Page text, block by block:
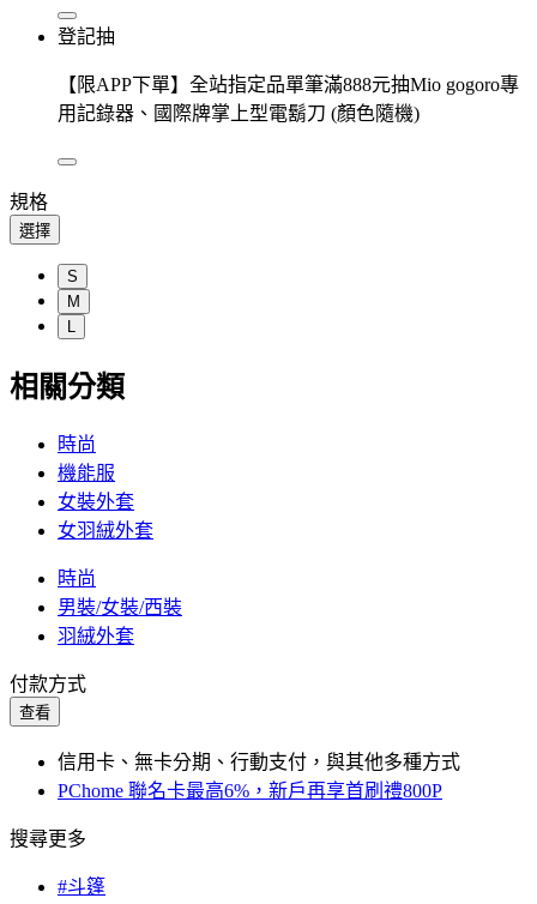
登記抽
【限APP下單】全站指定品單筆滿888元抽Mio gogoro專
用記錄器、國際牌掌上型電鬍刀 (顏色隨機)
規格
選擇
S
M
L
相關分類
時尚
機能服
女裝外套
女羽絨外套
時尚
男裝/女裝/西裝
羽絨外套
付款方式
查看
信用卡、無卡分期、行動支付，與其他多種方式
PChome 聯名卡最高6%，新戶再享首刷禮800P
搜尋更多
#斗篷